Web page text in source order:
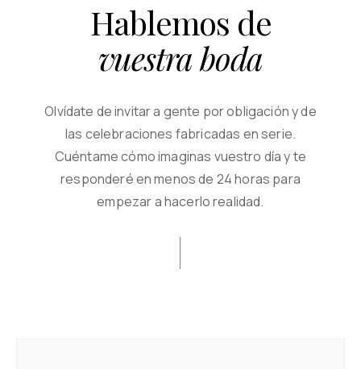
Hablemos de
vuestra boda
Olvídate de invitar a gente por obligación y de
las celebraciones fabricadas en serie.
Cuéntame cómo imaginas vuestro día y te
responderé en menos de 24 horas para
empezar a hacerlo realidad.